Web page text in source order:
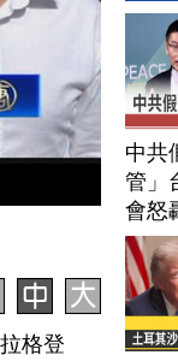
格登
中共
管」
會怒